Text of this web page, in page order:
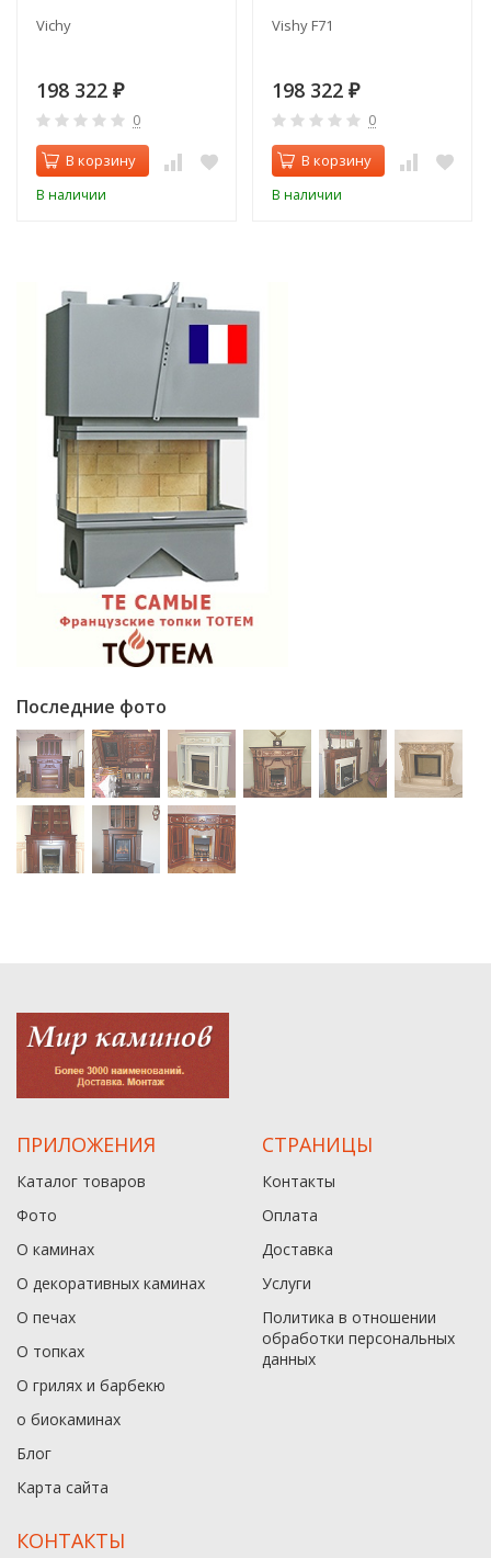
Vichy
198 322 ₽
0
В корзину
В наличии
Vishy F71
198 322 ₽
0
В корзину
В наличии
Последние фото
ПРИЛОЖЕНИЯ
Каталог товаров
Фото
О каминах
О декоративных каминах
О печах
О топках
О грилях и барбекю
о биокаминах
Блог
Карта сайта
СТРАНИЦЫ
Контакты
Оплата
Доставка
Услуги
Политика в отношении
обработки персональных
данныx
КОНТАКТЫ